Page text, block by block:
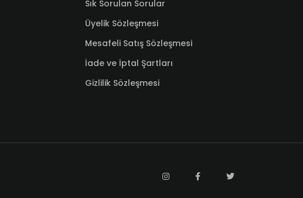
Sık Sorulan Sorular
Üyelik Sözleşmesi
Mesafeli Satış Sözleşmesi
İade ve İptal Şartları
Gizlilik Sözleşmesi